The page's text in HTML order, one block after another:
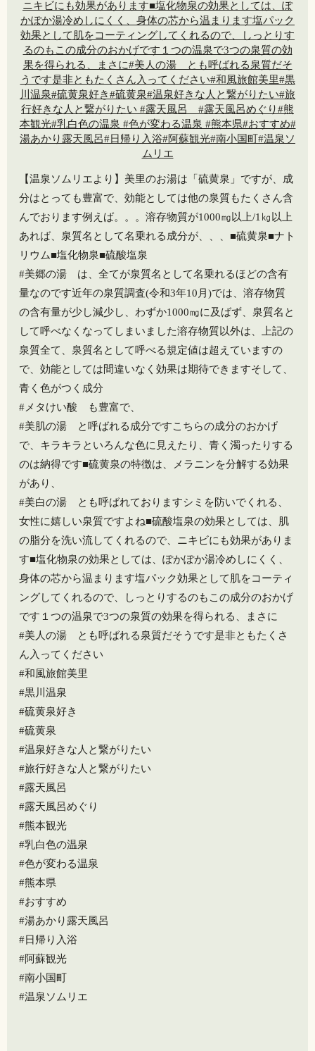
【温泉ソムリエより】美里のお湯は「硫黄泉」ですが、成
分はとっても豊富で、効能としては他の泉質もたくさん含
んでおります️例えば。。。溶存物質が1000㎎以上/1㎏以上
あれば、泉質名として名乗れる成分が、、、■硫黄泉■ナト
リウム■塩化物泉■硫酸塩泉
#美郷の湯 は、全てが泉質名として名乗れるほどの含有
量なのです️近年の泉質調査(令和3年10月)では、溶存物質
の含有量が少し減少し、わずか1000㎎に及ばず、泉質名と
して呼べなくなってしまいました溶存物質以外は、上記の
泉質全て、泉質名として呼べる規定値は超えていますの
で、効能としては間違いなく効果は期待できます️そして、
青く色がつく成分
#メタけい酸 も豊富で、
#美肌の湯 と呼ばれる成分ですこちらの成分のおかげ
で、キラキラといろんな色に見えたり、青く濁ったりする
のは納得です️■硫黄泉の特徴は、メラニンを分解する効果
があり、
#美白の湯 とも呼ばれておりますシミを防いでくれる、
女性に嬉しい泉質ですよね■硫酸塩泉の効果としては、肌
の脂分を洗い流してくれるので、ニキビにも効果がありま
す■塩化物泉の効果としては、ぽかぽか湯冷めしにくく、
身体の芯から温まります塩パック効果として肌をコーティ
ングしてくれるので、しっとりするのもこの成分のおかげ
です１つの温泉️で3つの泉質の効果を得られる、まさに
#美人の湯 とも呼ばれる泉質だそうです️是非ともたくさ
ん入ってください️
#和風旅館美里
#黒川温泉
#硫黄泉好き
#硫黄泉
#温泉好きな人と繋がりたい
#旅行好きな人と繋がりたい
#露天風呂
#露天風呂めぐり
#熊本観光
#乳白色の温泉
#色が変わる温泉
#熊本県
#おすすめ
#湯あかり露天風呂
#日帰り入浴
#阿蘇観光
#南小国町
#温泉ソムリエ